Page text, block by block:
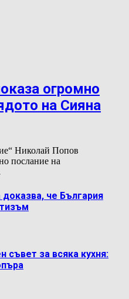
огромно
на Сияна
Николай Попов
послание на
че България
съвет за всяка кухня: